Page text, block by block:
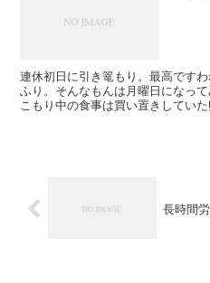
連休初日に引き篭もり。最高です
ふり。そんなもんは月曜日になっ
こもり中の食事は買い置きしてい
長時間